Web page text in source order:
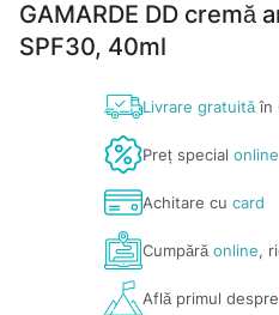
GAMARDE DD cremă
SPF30, 40ml
Livrare gratuităîn
Preț special online
Achitare cu card
Cumpărăonline,
Află primul despre